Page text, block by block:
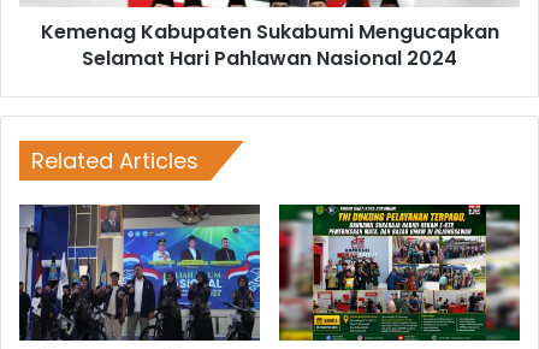
Kemenag Kabupaten Sukabumi Mengucapkan
Selamat Hari Pahlawan Nasional 2024
Related Articles